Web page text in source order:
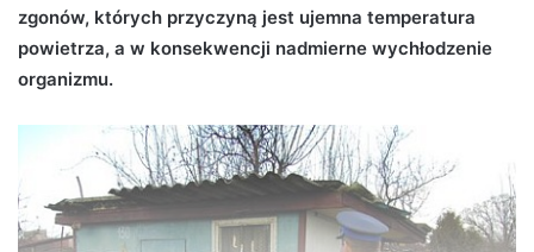
a
i
zgonów, których przyczyną jest ujemna temperatura
powietrza, a w konsekwencji nadmierne wychłodzenie
organizmu.